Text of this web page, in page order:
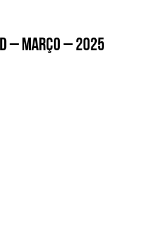
– março – 2025